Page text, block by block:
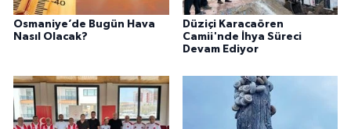
Osmaniye’de Bugün Hava
Nasıl Olacak?
Düziçi Karacaören
Camii'nde İhya Süreci
Devam Ediyor